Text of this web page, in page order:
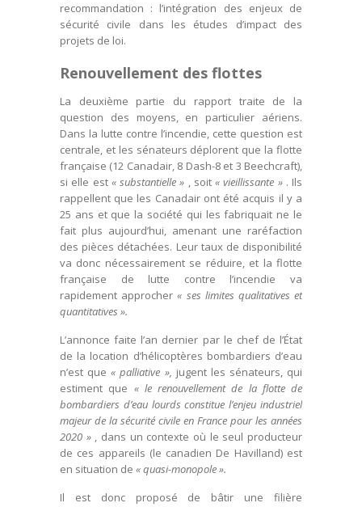
recommandation : l’intégration des enjeux de
sécurité civile dans les études d’impact des
projets de loi.
Renouvellement des flottes
La deuxième partie du rapport traite de la
question des moyens, en particulier aériens.
Dans la lutte contre l’incendie, cette question est
centrale, et les sénateurs déplorent que la flotte
française (12 Canadair, 8 Dash-8 et 3 Beechcraft),
si elle est « substantielle » , soit « vieillissante » . Ils
rappellent que les Canadair ont été acquis il y a
25 ans et que la société qui les fabriquait ne le
fait plus aujourd’hui, amenant une raréfaction
des pièces détachées. Leur taux de disponibilité
va donc nécessairement se réduire, et la flotte
française de lutte contre l’incendie va
rapidement approcher« ses limites qualitatives et
quantitatives ».
L’annonce faite l’an dernier par le chef de l’État
de la location d’hélicoptères bombardiers d’eau
n’est que« palliative », jugent les sénateurs, qui
estiment que « le renouvellement de la flotte de
bombardiers d’eau lourds constitue l’enjeu industriel
majeur de la sécurité civile en France pour les années
2020 » , dans un contexte où le seul producteur
de ces appareils (le canadien De Havilland) est
en situation de « quasi-monopole ».
Il est donc proposé de bâtir une filière